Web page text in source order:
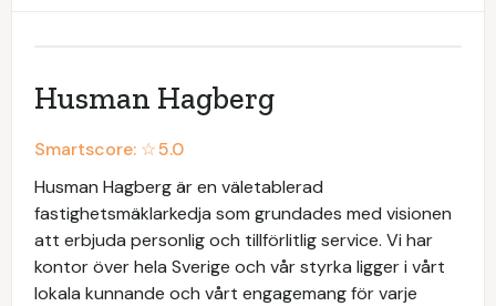
Husman Hagberg
Smartscore: ☆5.0
Husman Hagberg är en väletablerad
fastighetsmäklarkedja som grundades med visionen
att erbjuda personlig och tillförlitlig service. Vi har
kontor över hela Sverige och vår styrka ligger i vårt
lokala kunnande och vårt engagemang för varje